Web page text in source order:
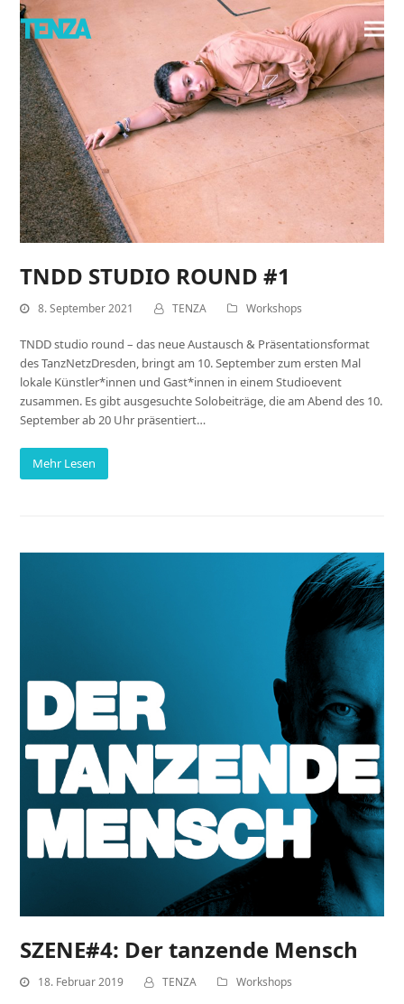
TNDD STUDIO ROUND #1
8. September 2021 TENZA Workshops
TNDD studio round – das neue Austausch & Präsentationsformat
des TanzNetzDresden, bringt am 10. September zum ersten Mal
lokale Künstler*innen und Gast*innen in einem Studioevent
zusammen. Es gibt ausgesuchte Solobeiträge, die am Abend des 10.
September ab 20 Uhr präsentiert…
Mehr Lesen
SZENE#4: Der tanzende Mensch
18. Februar 2019 TENZA Workshops